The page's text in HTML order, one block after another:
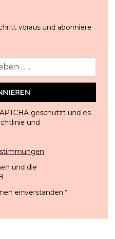
voraus und abonniere
geschützt und es
und
und die
einverstanden.*